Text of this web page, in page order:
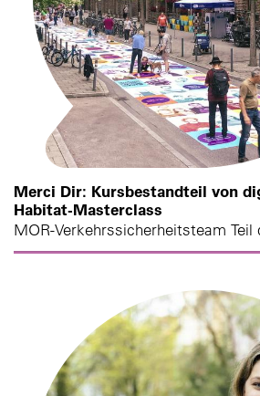
Merci Dir: Kursbestandteil von
Habitat-Masterclass
MOR-Verkehrssicherheitsteam